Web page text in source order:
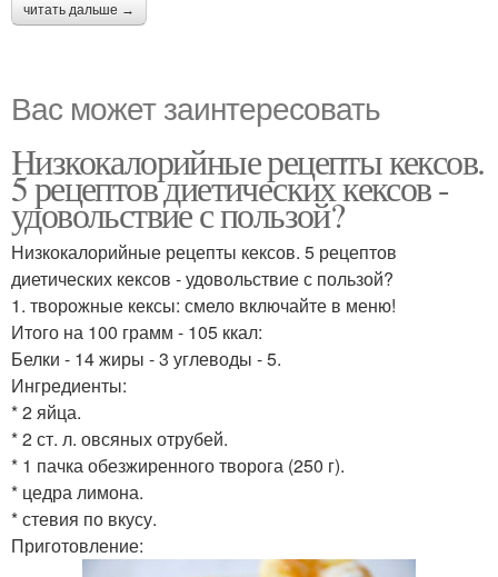
читать дальше →
Вас может заинтересовать
Низкокалорийные рецепты кексов.
5 рецептов диетических кексов -
удовольствие с пользой?
Низкокалорийные рецепты кексов. 5 рецептов
диетических кексов - удовольствие с пользой?
1. творожные кексы: смело включайте в меню!
Итого на 100 грамм - 105 ккал:
Белки - 14 жиры - 3 углеводы - 5.
Ингредиенты:
* 2 яйца.
* 2 ст. л. овсяных отрубей.
* 1 пачка обезжиренного творога (250 г).
* цедра лимона.
* стевия по вкусу.
Приготовление: